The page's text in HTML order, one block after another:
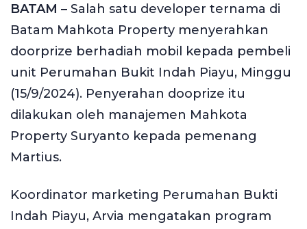
BATAM – Salah satu developer ternama di
Batam Mahkota Property menyerahkan
doorprize berhadiah mobil kepada pembeli
unit Perumahan Bukit Indah Piayu, Minggu
(15/9/2024). Penyerahan dooprize itu
dilakukan oleh manajemen Mahkota
Property Suryanto kepada pemenang
Martius.
Koordinator marketing Perumahan Bukti
Indah Piayu, Arvia mengatakan program